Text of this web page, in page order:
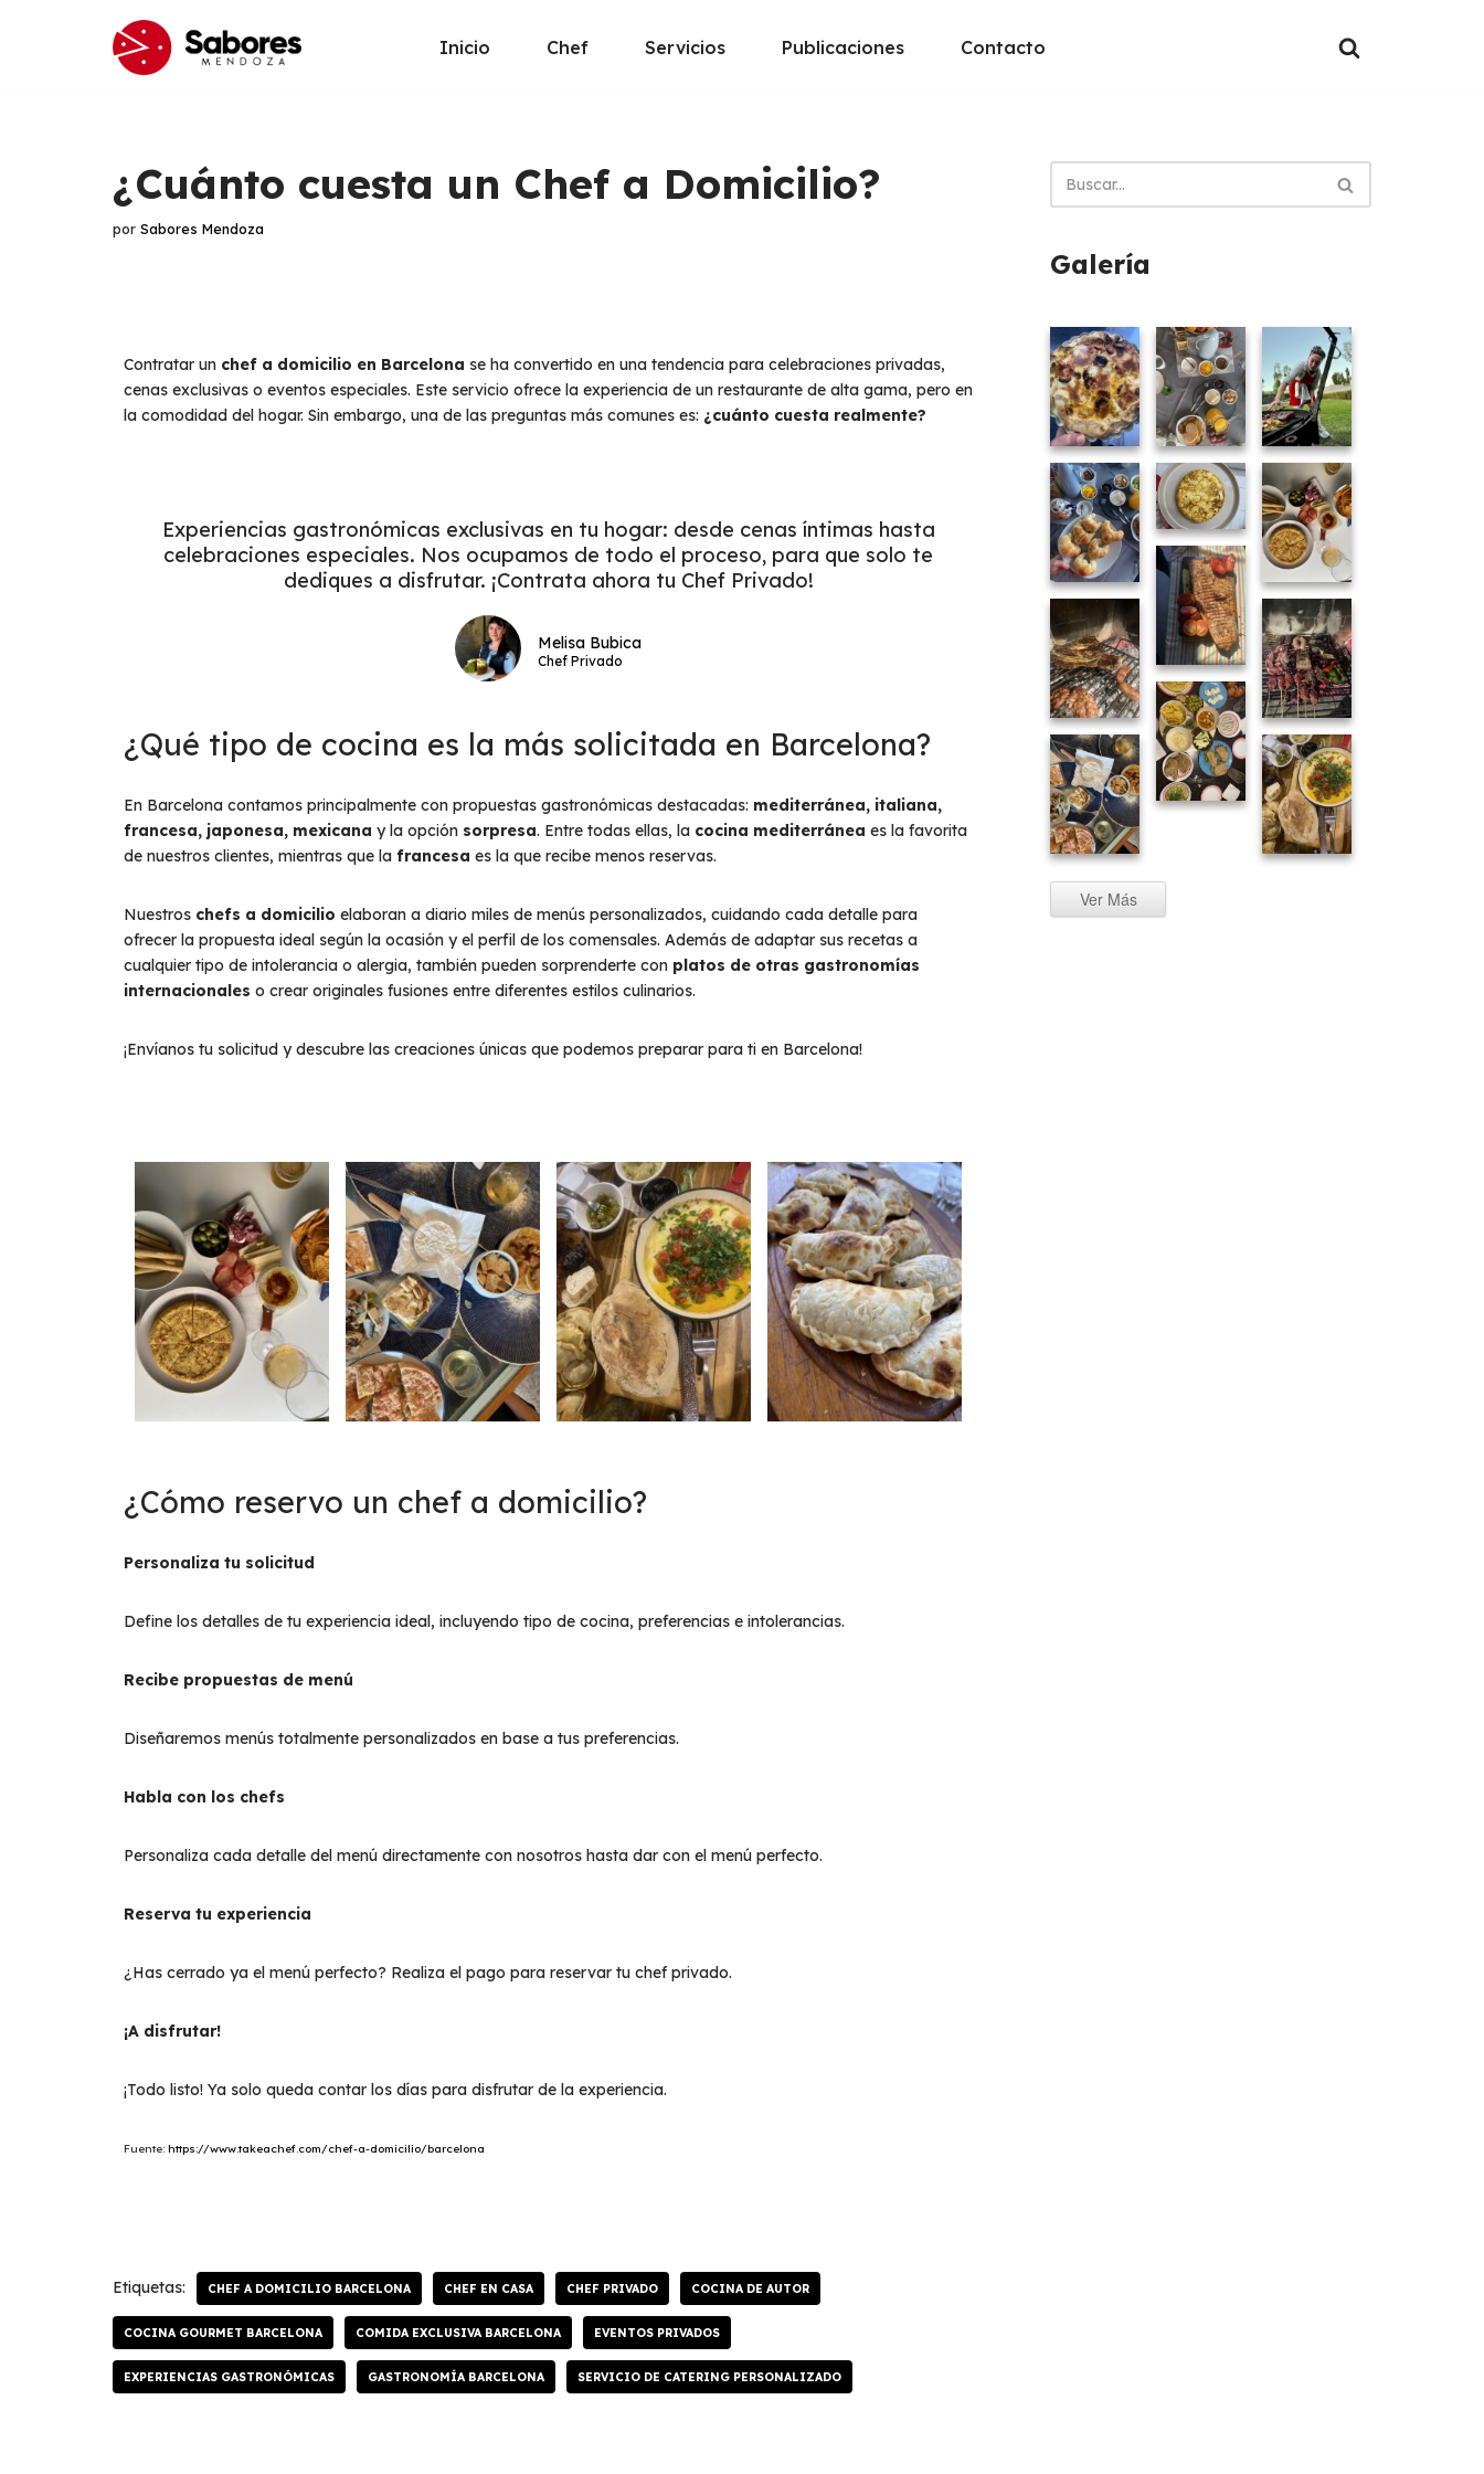
Inicio Chef Servicios Publicaciones Contacto
¿Cuánto cuesta un Chef a Domicilio?
por Sabores Mendoza
Contratar un chef a domicilio en Barcelona se ha convertido en una tendencia para celebraciones privadas,
cenas exclusivas o eventos especiales. Este servicio ofrece la experiencia de un restaurante de alta gama, pero en
la comodidad del hogar. Sin embargo, una de las preguntas más comunes es: ¿cuánto cuesta realmente?
Experiencias gastronómicas exclusivas en tu hogar: desde cenas íntimas hasta
celebraciones especiales. Nos ocupamos de todo el proceso, para que solo te
dediques a disfrutar. ¡Contrata ahora tu Chef Privado!
Melisa Bubica
Chef Privado
¿Qué tipo de cocina es la más solicitada en Barcelona?
En Barcelona contamos principalmente con propuestas gastronómicas destacadas: mediterránea, italiana,
francesa, japonesa, mexicana y la opción sorpresa. Entre todas ellas, la cocina mediterránea es la favorita
de nuestros clientes, mientras que la francesa es la que recibe menos reservas.
Nuestros chefs a domicilio elaboran a diario miles de menús personalizados, cuidando cada detalle para
ofrecer la propuesta ideal según la ocasión y el perfil de los comensales. Además de adaptar sus recetas a
cualquier tipo de intolerancia o alergia, también pueden sorprenderte con platos de otras gastronomías
internacionales o crear originales fusiones entre diferentes estilos culinarios.
¡Envíanos tu solicitud y descubre las creaciones únicas que podemos preparar para ti en Barcelona!
¿Cómo reservo un chef a domicilio?
Personaliza tu solicitud
Define los detalles de tu experiencia ideal, incluyendo tipo de cocina, preferencias e intolerancias.
Recibe propuestas de menú
Diseñaremos menús totalmente personalizados en base a tus preferencias.
Habla con los chefs
Personaliza cada detalle del menú directamente con nosotros hasta dar con el menú perfecto.
Reserva tu experiencia
¿Has cerrado ya el menú perfecto? Realiza el pago para reservar tu chef privado.
¡A disfrutar!
¡Todo listo! Ya solo queda contar los días para disfrutar de la experiencia.
Fuente: https://www.takeachef.com/chef-a-domicilio/barcelona
Etiquetas: CHEF A DOMICILIO BARCELONA CHEF EN CASA CHEF PRIVADO COCINA DE AUTOR
COCINA GOURMET BARCELONA COMIDA EXCLUSIVA BARCELONA EVENTOS PRIVADOS
EXPERIENCIAS GASTRONÓMICAS GASTRONOMÍA BARCELONA SERVICIO DE CATERING PERSONALIZADO
Galería
Ver Más